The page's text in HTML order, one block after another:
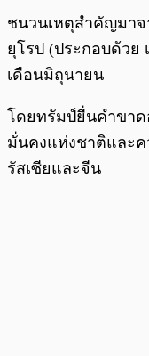
ชนวนเหตุสำคัญมาจ
ยุโรป (ประกอบด้วย
เดือนมิถุนายน
โดยทรัมป์ยื่นคำขาด
มั่นคงแห่งชาติและค
รัสเซียและจีน